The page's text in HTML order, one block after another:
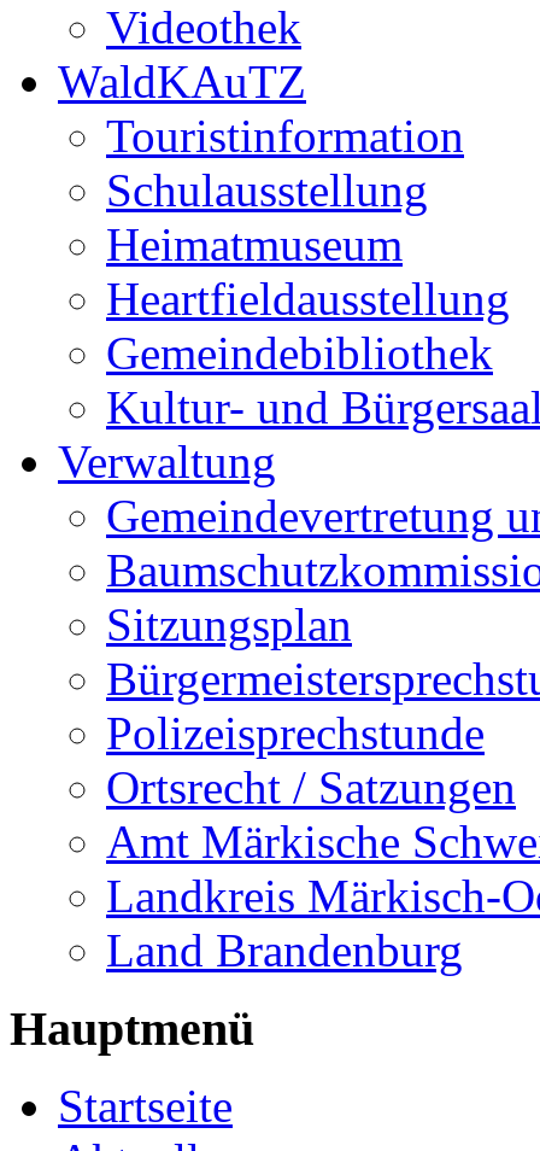
Videothek
WaldKAuTZ
Touristinformation
Schulausstellung
Heimatmuseum
Heartfieldausstellung
Gemeindebibliothek
Kultur- und
Verwaltung
Gemeindevertretung
Sitzungsplan
Polizeisprechstunde
Ortsrecht / Satzungen
Amt Märkische
Landkreis Märkisch-
Land Brandenburg
Hauptmenü
Startseite